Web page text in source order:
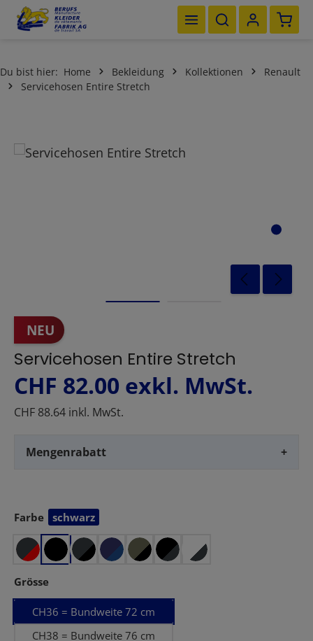
Zum Hauptinhalt springen
Du bist hier: Home Bekleidung Kollektionen
Renault
Servicehosen Entire Stretch
Bildergalerie überspringen
NEU
Servicehosen Entire Stretch
CHF 82.00 exkl. MwSt.
CHF 88.64 inkl. MwSt.
Mengenrabatt +
Farbe
auswählenschwarz
Grösse
CH36 = Bundweite 72 cm
CH38 = Bundweite 76 cm